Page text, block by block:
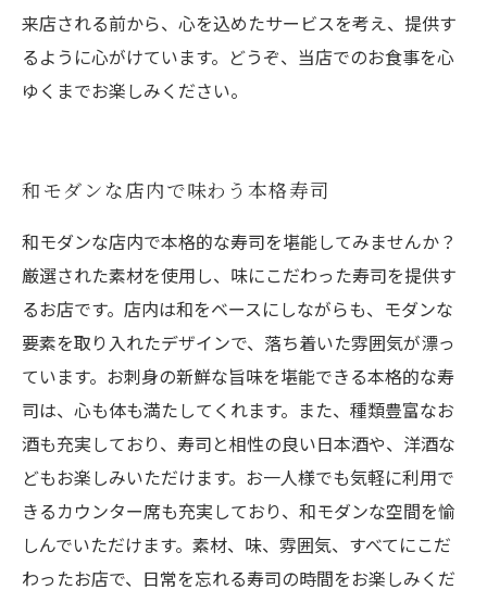
来店される前から、心を込めたサービスを考え、提供す
るように心がけています。どうぞ、当店でのお食事を心
ゆくまでお楽しみください。
和モダンな店内で味わう本格寿司
和モダンな店内で本格的な寿司を堪能してみませんか？
厳選された素材を使用し、味にこだわった寿司を提供す
るお店です。店内は和をベースにしながらも、モダンな
要素を取り入れたデザインで、落ち着いた雰囲気が漂っ
ています。お刺身の新鮮な旨味を堪能できる本格的な寿
司は、心も体も満たしてくれます。また、種類豊富なお
酒も充実しており、寿司と相性の良い日本酒や、洋酒な
どもお楽しみいただけます。お一人様でも気軽に利用で
きるカウンター席も充実しており、和モダンな空間を愉
しんでいただけます。素材、味、雰囲気、すべてにこだ
わったお店で、日常を忘れる寿司の時間をお楽しみくだ